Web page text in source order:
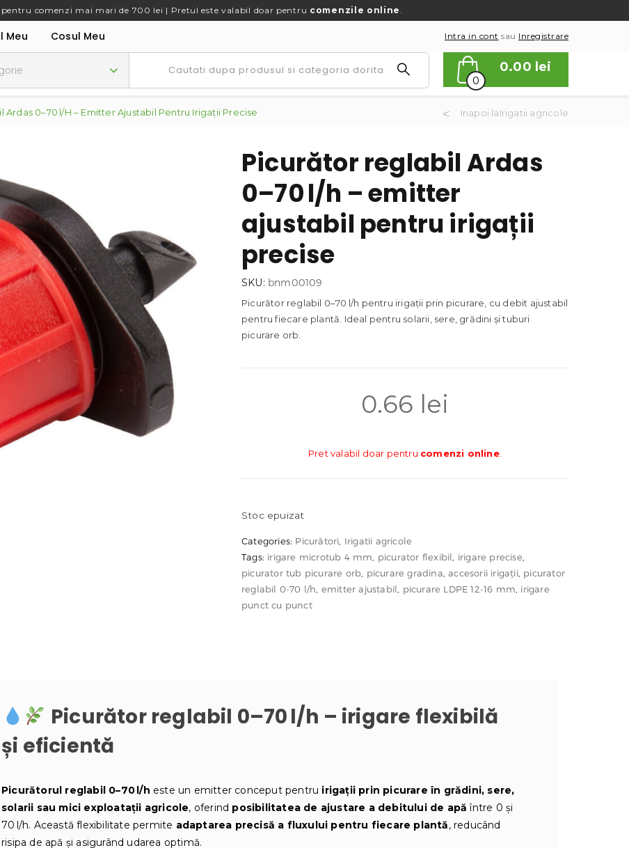
comenzi mai mari de 700 lei | Pretul este valabil doar pentru comenzile online.
Meu Cosul Meu Intra in cont sau Inregistrare
0
0.00 lei
Ardas 0–70 L/h – Emitter Ajustabil Pentru Irigații Precise Inapoi laIrigatii agricole
Picurător reglabil Ardas
0–70 l/h – emitter
ajustabil pentru irigații
precise
SKU: bnm00109
Picurător reglabil 0–70 l/h pentru irigații prin picurare, cu debit ajustabil
pentru fiecare plantă. Ideal pentru solarii, sere, grădini și tuburi
picurare orb.
0.66 lei
Pret valabil doar pentru comenzi online.
Stoc epuizat
Categories: Picurători Irigatii agricole
Tags: irigare microtub 4 mm picurator flexibil irigare precise
picurator tub picurare orb picurare gradina ,accesorii irigații, picurator
reglabil 0-70 l/h emitter ajustabil picurare LDPE 12-16 mm irigare
punct cu punct
Picurător reglabil 0–70 l/h – irigare flexibilă
și eficientă
Picurătorul reglabil 0–70 l/h este un emitter conceput pentru irigații prin picurare în grădini, sere,
solarii sau mici exploatații agricole, oferind posibilitatea de ajustare a debitului de apă între 0 și
70 l/h. Această flexibilitate permite adaptarea precisă a fluxului pentru fiecare plantă, reducând
risipa de apă și asigurând udarea optimă.